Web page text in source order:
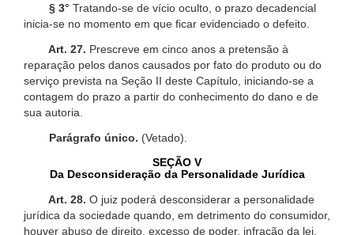
§ 3° Tratando-se de vício oculto, o prazo decadencial
inicia-se no momento em que ficar evidenciado o defeito.
Art. 27. Prescreve em cinco anos a pretensão à
reparação pelos danos causados por fato do produto ou do
serviço prevista na Seção II deste Capítulo, iniciando-se a
contagem do prazo a partir do conhecimento do dano e de
sua autoria.
Parágrafo único. (Vetado).
SEÇÃO V
Da Desconsideração da Personalidade Jurídica
Art. 28. O juiz poderá desconsiderar a personalidade
jurídica da sociedade quando, em detrimento do consumidor,
houver abuso de direito, excesso de poder, infração da lei,